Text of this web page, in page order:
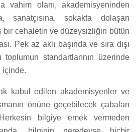
vahim olanı, akademisyeninden
sanatçısına, sokakta dolaşan
bir cehaletin ve düzeysizliğin bütün
Pek az aklı başında ve sıra dışı
toplumun standartlarının üzerinde
içinde.
kabul edilen akademisyenler ve
önüne geçebilecek çabaları
bilgiye emek vermeden